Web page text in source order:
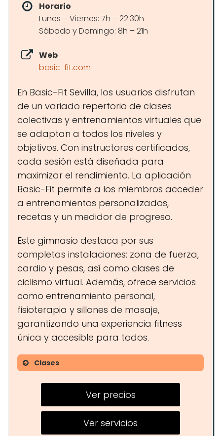
Horario
Lunes – Viernes: 7h – 22:30h
Sábado y Domingo: 8h – 21h
Web
basic-fit.com
En Basic-Fit Sevilla, los usuarios disfrutan
de un variado repertorio de clases
colectivas y entrenamientos virtuales que
se adaptan a todos los niveles y
objetivos. Con instructores certificados,
cada sesión está diseñada para
maximizar el rendimiento. La aplicación
Basic-Fit permite a los miembros acceder
a entrenamientos personalizados,
recetas y un medidor de progreso.
Este gimnasio destaca por sus
completas instalaciones: zona de fuerza,
cardio y pesas, así como clases de
ciclismo virtual. Además, ofrece servicios
como entrenamiento personal,
fisioterapia y sillones de masaje,
garantizando una experiencia fitness
única y accesible para todos.
Clases
Clases colectivas
Entrenamientos virtuales
Vídeo entrenamientos
Entrenamiento personal
Ver precios
Ver servicios